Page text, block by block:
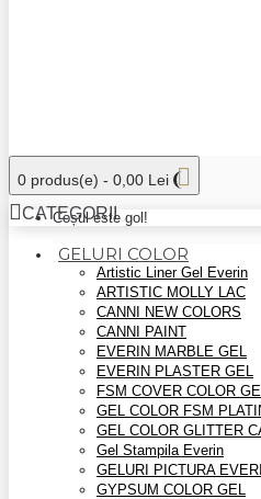
0 produs(e) - 0,00 Lei
Coșul este gol!
CATEGORII
GELURI COLOR
Artistic Liner Gel Everin
ARTISTIC MOLLY LAC
CANNI NEW COLORS
CANNI PAINT
EVERIN MARBLE GEL
EVERIN PLASTER GEL
FSM COVER COLOR
GEL COLOR FSM
GEL COLOR GLITTER
Gel Stampila Everin
GELURI PICTURA
GYPSUM COLOR GEL